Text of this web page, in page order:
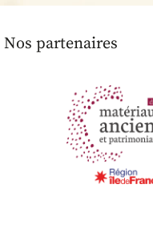
Nos partenaires